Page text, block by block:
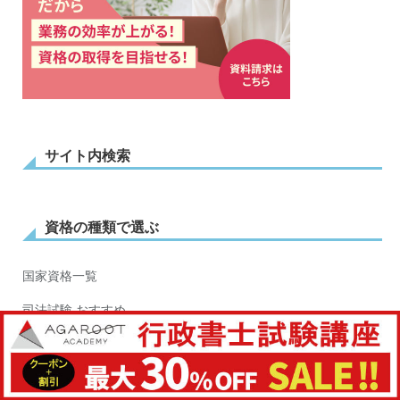
サイト内検索
資格の種類で選ぶ
国家資格一覧
司法試験 おすすめ
司法試験 勉強法